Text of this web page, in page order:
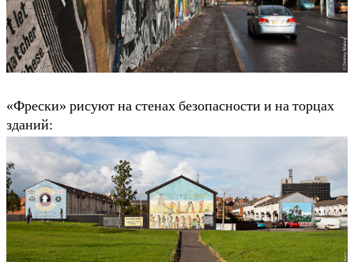
«Фрески» рисуют на стенах безопасности и на торцах
зданий: